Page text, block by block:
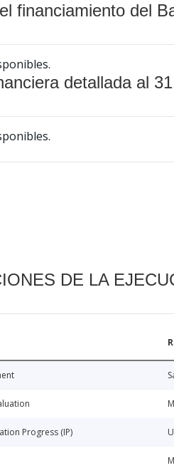
financiamiento del
detallada al
DE LA
Progress (IP)